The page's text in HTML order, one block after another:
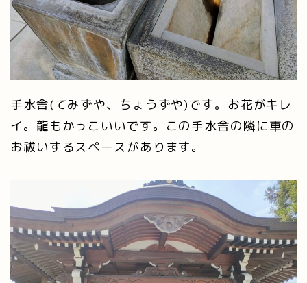
手水舎(てみずや、ちょうずや)です。お花がキレ
イ。龍もかっこいいです。この手水舎の隣に車の
お祓いするスペースがあります。